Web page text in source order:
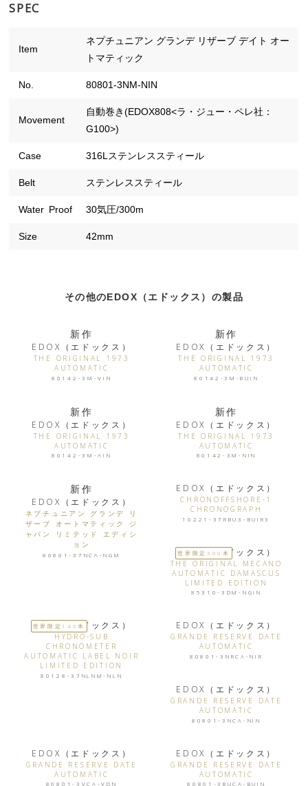
SPEC
Item
ネプチュニアン グランデ リザーブ デイト オー
トマティック
No. 80801-3NM-NIN
Movement
自動巻き(EDOX808<ラ・ジュー・ペレ社：
G100>)
Case 316Lステンレススティール
Belt ステンレススティール
Water Proof 30気圧/300m
Size 42mm
その他のEDOX（エドックス）の製品
新作
EDOX（エドックス）
THE ORIGINAL 1973
AUTOMATIC
80142-3M-VIN
新作
EDOX（エドックス）
THE ORIGINAL 1973
AUTOMATIC
80142-3M-BUIN
新作
EDOX（エドックス）
THE ORIGINAL 1973
AUTOMATIC
80142-3M-AIN
新作
EDOX（エドックス）
THE ORIGINAL 1973
AUTOMATIC
80142-3M-NIN
新作
EDOX（エドックス）
ネプチュニアン グランデ リ
ザーブ オートマティック ジ
ャパン リミテッド エディシ
ョン
80801-37NCA-NGM
EDOX（エドックス）
CHRONOFFSHORE-1
CHRONOGRAPH
10221-37RBU3-BUIR3
世界限定300本
EDOX（エドックス）
THE ORIGINAL MECANO
AUTOMATIC DAMASCUS
LIMITED EDITION
85310-3DM-NGIN
世界限定140本
EDOX（エドックス）
HYDRO-SUB
CHRONOMETER
AUTOMATIC LABEL NOIR
LIMITED EDITION
80128-37NLNM-NLN
EDOX（エドックス）
GRANDE RESERVE DATE
AUTOMATIC
80801-3NRCA-NIR
EDOX（エドックス）
GRANDE RESERVE DATE
AUTOMATIC
80801-3NCA-NIN
EDOX（エドックス）
GRANDE RESERVE DATE
AUTOMATIC
80801-3VCA-VDN
EDOX（エドックス）
GRANDE RESERVE DATE
AUTOMATIC
80801-3BUCA-BUIN